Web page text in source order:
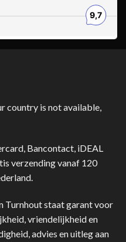
country is not available,
Bancontact, iDEAL
verzending vanaf 120
Turnhout staat garant voor
vriendelijkheid en
advies en uitleg aan